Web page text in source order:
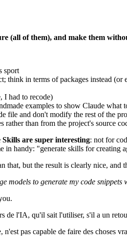
(all of them), and make them
sport
think in terms of packages instead (or
I had to recode)
examples to show Claude what
file and don't modify the rest of the
rather than from the project's source
are super interesting: not for
handy: "generate skills for creating
that, but the result is clearly nice, and
models to generate my code snippets
de l'IA, qu'il sait l'utiliser, s'il a un
pas capable de faire des choses